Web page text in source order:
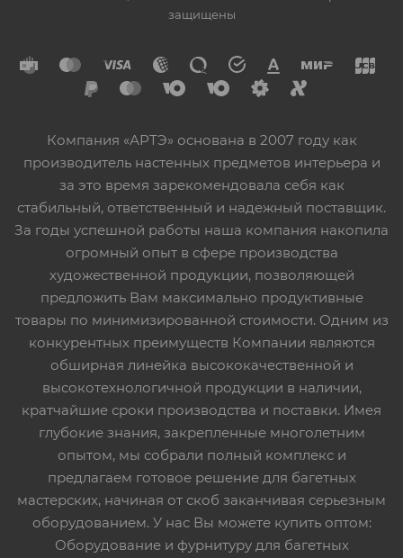
защищены
Компания «АРТЭ» основана в 2007 году как
производитель настенных предметов интерьера и
за это время зарекомендовала себя как
стабильный, ответственный и надежный поставщик.
За годы успешной работы наша компания накопила
огромный опыт в сфере производства
художественной продукции, позволяющей
предложить Вам максимально продуктивные
товары по минимизированной стоимости. Одним из
конкурентных преимуществ Компании являются
обширная линейка высококачественной и
высокотехнологичной продукции в наличии,
кратчайшие сроки производства и поставки. Имея
глубокие знания, закрепленные многолетним
опытом, мы собрали полный комплекс и
предлагаем готовое решение для багетных
мастерских, начиная от скоб заканчивая серьезным
оборудованием. У нас Вы можете купить оптом:
Оборудование и фурнитуру для багетных